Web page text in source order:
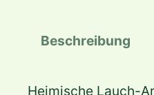
Beschreibung
Heimische Lauch-